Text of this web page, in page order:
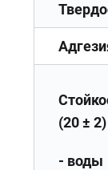
(20 ± 2)
- воды